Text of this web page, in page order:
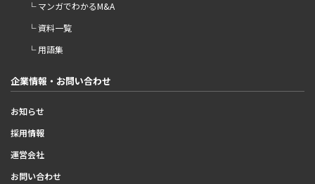
└ マンガでわかるM&A
└ 資料一覧
└ 用語集
企業情報・お問い合わせ
お知らせ
採用情報
運営会社
お問い合わせ